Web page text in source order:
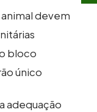
devem
bloco
único
adequação